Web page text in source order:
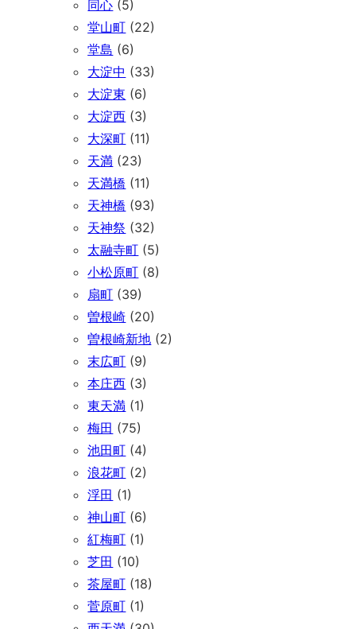
同心 (5)
堂山町 (22)
堂島 (6)
大淀中 (33)
大淀東 (6)
大淀西 (3)
大深町 (11)
天満 (23)
天満橋 (11)
天神橋 (93)
天神祭 (32)
太融寺町 (5)
小松原町 (8)
扇町 (39)
曽根崎 (20)
曽根崎新地 (2)
末広町 (9)
本庄西 (3)
東天満 (1)
梅田 (75)
池田町 (4)
浪花町 (2)
浮田 (1)
神山町 (6)
紅梅町 (1)
芝田 (10)
茶屋町 (18)
菅原町 (1)